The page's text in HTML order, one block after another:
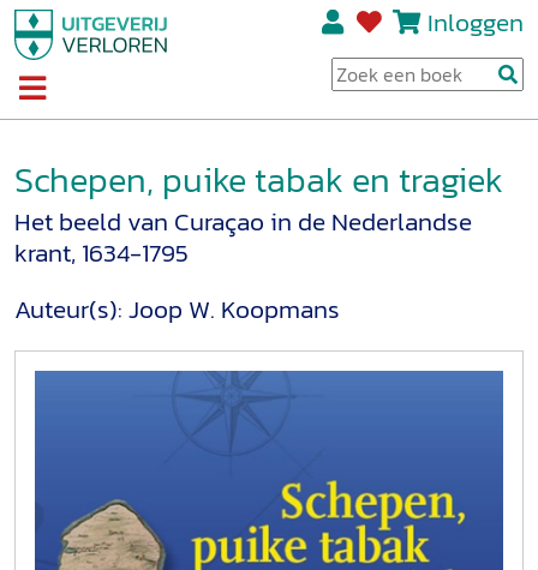
Inloggen
Schepen, puike tabak en tragiek
Het beeld van Curaçao in de Nederlandse
krant, 1634-1795
Auteur(s):Joop W. Koopmans